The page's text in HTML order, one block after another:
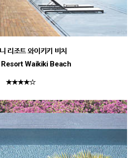
리조트 와이키키 비치
Waikiki Beach
★★★★☆